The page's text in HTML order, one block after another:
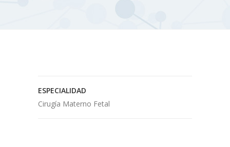
ESPECIALIDAD
Cirugía Materno Fetal